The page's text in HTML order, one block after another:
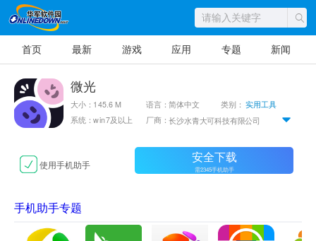
首页 最新 游戏 应用 专题 新闻
微光
大小：145.6 M 语言：简体中文 类别：实用工具
系统：win7及以上
厂商：长沙水青大可科技有限公司
使用手机助手 安全下载
需2345手机助手
手机助手专题